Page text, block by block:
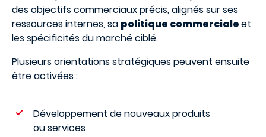
des objectifs commerciaux précis, alignés sur ses
ressources internes, sa politique commercialeet
les spécificités du marché ciblé.
Plusieurs orientations stratégiques peuvent ensuite
être activées :
Développement de nouveaux produits
ou services